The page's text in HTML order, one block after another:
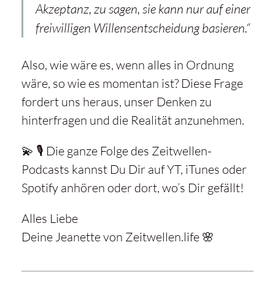
Akzeptanz, zu sagen, sie kann nur auf einer
freiwilligen Willensentscheidung basieren.“
Also, wie wäre es, wenn alles in Ordnung
wäre, so wie es momentan ist? Diese Frage
fordert uns heraus, unser Denken zu
hinterfragen und die Realität anzunehmen.
💫 🎙️ Die ganze Folge des Zeitwellen-
Podcasts kannst Du Dir auf YT, iTunes oder
Spotify anhören oder dort, wo’s Dir gefällt!
Alles Liebe
Deine Jeanette von Zeitwellen.life 🌸